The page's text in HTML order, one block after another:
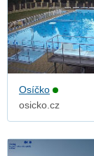
Osíčko
osicko.cz